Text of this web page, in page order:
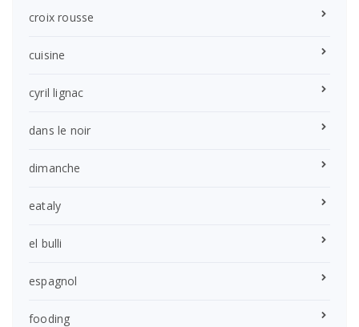
croix rousse
cuisine
cyril lignac
dans le noir
dimanche
eataly
el bulli
espagnol
fooding